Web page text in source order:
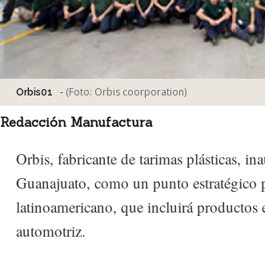
Orbis01 - (Foto: Orbis coorporation)
Redacción Manufactura
Orbis, fabricante de tarimas plásticas,
Guanajuato, como un punto estratégico
latinoamericano, que incluirá productos
automotriz.